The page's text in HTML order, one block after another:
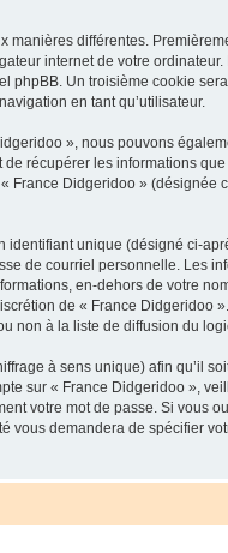
manières différentes.
internet de votre
phpBB. Un troisième cookie
en tant qu’utilisateur.
», nous pouvons
récupérer les informations
France Didgeridoo »
identifiant unique (désigné ci-
de courriel personnelle. Les
en-dehors de votre
de « France Didgeridoo
non à la liste de diffusion du
à sens unique) afin qu’il
sur « France Didgeridoo »,
votre mot de passe. Si vous
vous demandera de spécifier